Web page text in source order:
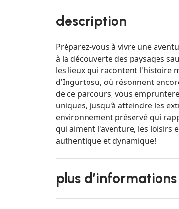
description
Préparez-vous à vivre une
à la découverte des paysages
les lieux qui racontent l'histoire
d'Ingurtosu, où résonnent
de ce parcours, vous
uniques, jusqu'à atteindre les
environnement préservé qui
qui aiment l'aventure, les loisirs
authentique et dynamique!
plus d’informations